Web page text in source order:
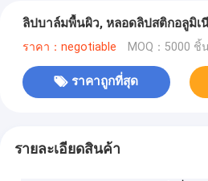
ลิปบาล์มพื้นผิว, หลอดลิปสติกอลูมิเ
ราคา：negotiable MOQ：5000 ชิ้
ราคาถูกที่สุด
รายละเอียดสินค้า